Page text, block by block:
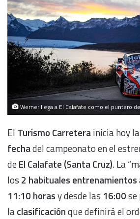
Werner llega a El Calafate como el puntero
El Turismo Carreterainicia hoy
fechadel campeonato en el
deEl Calafate (Santa Cruz). La
los 2 habituales entrenamientos
11:10 horasy desde las 16:00se
laclasificaciónque definirá el